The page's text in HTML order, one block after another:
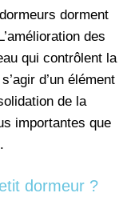
dorment
des
qui contrôlent la
d’un élément
de la
importantes que
dormeur ?